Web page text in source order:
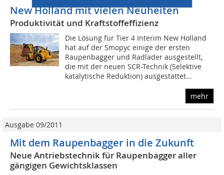
New Holland mit vielen Neuheiten
Produktivität und Kraftstoffeffizienz
Die Lösung für Tier 4 Interim New Holland
hat auf der Smopyc einige der ersten
Raupenbagger und Radlader ausgestellt,
die mit der neuen SCR-Technik (Selektive
katalytische Reduktion) ausgestattet...
mehr
Ausgabe 09/2011
Mit dem Raupenbagger in die Zukunft
Neue Antriebstechnik für Raupenbagger aller
gängigen Gewichtsklassen